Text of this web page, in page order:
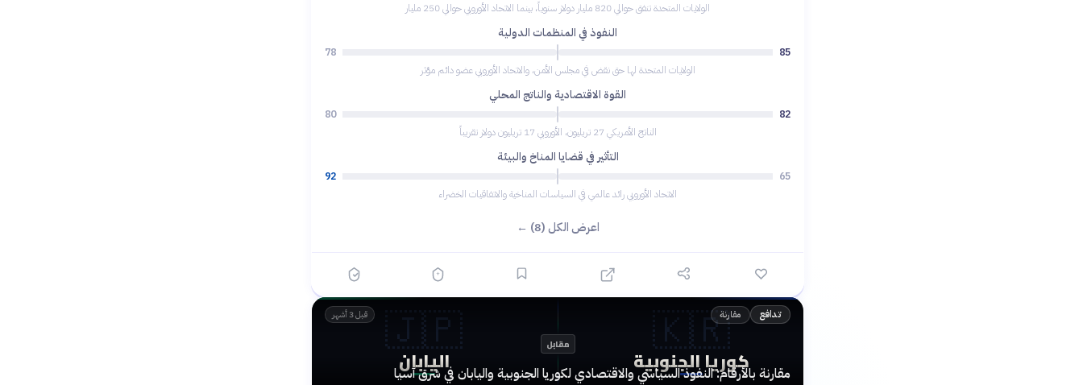
الولايات المتحدة تنفق حوالي 820 مليار دولار سنوياً، بينما الاتحاد الأوروبي حوالي 250 مليار
النفوذ في المنظمات الدولية
85
78
الولايات المتحدة لها حق نقض في مجلس الأمن، والاتحاد الأوروبي عضو دائم مؤثر
القوة الاقتصادية والناتج المحلي
82
80
الناتج الأمريكي 27 تريليون، الأوروبي 17 تريليون دولار تقريباً
التأثير في قضايا المناخ والبيئة
65
92
الاتحاد الأوروبي رائد عالمي في السياسات المناخية والاتفاقيات الخضراء
اعرض الكل (8) ←
تدافع مقارنة قبل 3 أشهر 🇰🇷
كوريا الجنوبية
مقابل 🇯🇵
اليابان
مقارنة بالأرقام: النفوذ السياسي والاقتصادي لكوريا الجنوبية واليابان في شرق آسيا